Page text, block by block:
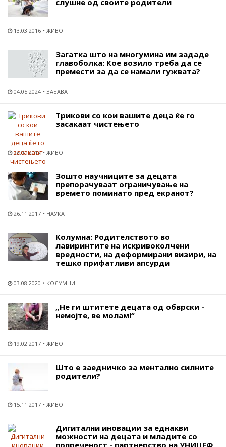
13.03.2016 ЖИВОТ
Загатка што на многумина им зададе
главоболка: Кое возило треба да се
премести за да се намали гужвата?
04.05.2024 ЗАБАВА
Трикови со кои вашите деца ќе го
засакаат чистењето
23.01.2017 ЖИВОТ
Зошто научниците за децата
препорачуваат ограничување на
времето поминато пред екранот?
26.11.2017 НАУКА
Колумна: Родителството во
лавиринтите на искривоколчени
вредности, на деформирани визири, на
тешко прифатливи апсурди
03.08.2020 КОЛУМНИ
„Не ги штитете децата од обврски -
немојте, ве молам!“
19.02.2017 ЖИВОТ
Што е заедничко за ментално силните
родители?
15.11.2017 ЖИВОТ
Дигитални иновации за еднакви
можности на децата и младите со
попреченост - партнерство на УНИЦЕФ